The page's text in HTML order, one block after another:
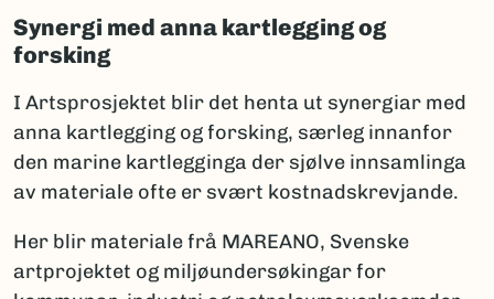
Synergi med anna kartlegging og
forsking
I Artsprosjektet blir det henta ut synergiar med
anna kartlegging og forsking, særleg innanfor
den marine kartlegginga der sjølve innsamlinga
av materiale ofte er svært kostnadskrevjande.
Her blir materiale frå MAREANO, Svenske
artprojektet og miljøundersøkingar for